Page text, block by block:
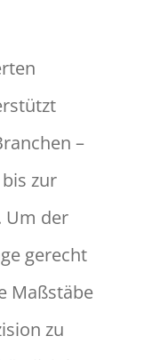
–
zur
Um der
gerecht
Maßstäbe
zu